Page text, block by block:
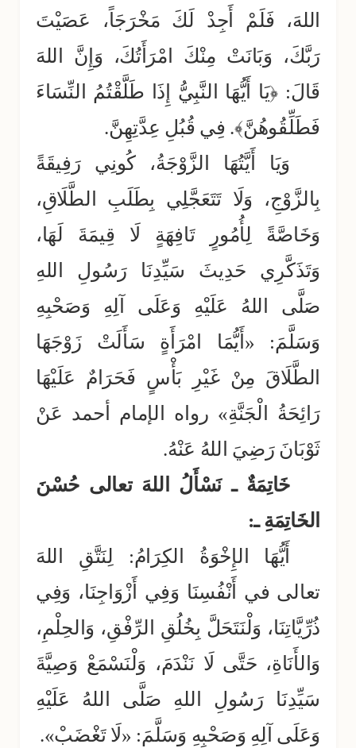
اللهَ، فَلَمْ أَجِدْ لَكَ مَخْرَجَاً، عَصَيْتَ
رَبَّكَ، وَبَانَتْ مِنْكَ امْرَأَتُكَ، وَإِنَّ اللهَ
قَالَ: ﴿يَا أَيُّهَا النَّبِيُّ إِذَا طَلَّقْتُمُ النِّسَاءَ
فَطَلِّقُوهُنَّ﴾. فِي قُبُلِ عِدَّتِهِنَّ.
وَيَا أَيَّتُهَا الزَّوْجَةُ، كُونِي رَفِيقَةً
بِالزَّوْجِ، وَلَا تَتَعَجَّلِي بِطَلَبِ الطَّلَاقِ،
وَخَاصَّةً لِأُمُورٍ تَافِهَةٍ لَا قِيمَةَ لَهَا،
وَتَذَكَّرِي حَدِيثَ سَيِّدِنَا رَسُولِ اللهِ
صَلَّى اللهُ عَلَيْهِ وَعَلَى آلِهِ وَصَحْبِهِ
وَسَلَّمَ: «أَيُّمَا امْرَأَةٍ سَأَلَتْ زَوْجَهَا
الطَّلَاقَ مِنْ غَيْرِ بَأْسٍ فَحَرَامٌ عَلَيْهَا
رَائِحَةُ الْجَنَّةِ» رواه الإمام أحمد عَنْ
ثَوْبَانَ رَضِيَ اللهُ عَنْهُ.
خَاتِمَةٌ ـ نَسْأَلُ اللهَ تعالى حُسْنَ
الخَاتِمَةِ ـ:
أَيُّهَا الإِخْوَةُ الكِرَامُ: لِنَتَّقِ اللهَ
تعالى في أَنْفُسِنَا وَفِي أَزْوَاجِنَا، وَفِي
ذُرِّيَّاتِنَا، وَلْنَتَحَلَّ بِخُلُقِ الرِّفْقِ، وَالحِلْمِ،
وَالأَنَاةِ، حَتَّى لَا نَنْدَمَ، وَلْنَسْمَعْ وَصِيَّةَ
سَيِّدِنَا رَسُولِ اللهِ صَلَّى اللهُ عَلَيْهِ
وَعَلَى آلِهِ وَصَحْبِهِ وَسَلَّمَ: «لَا تَغْضَبْ».